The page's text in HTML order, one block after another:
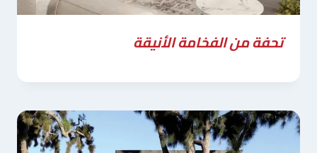
تحفة من الفخامة الأنيقة